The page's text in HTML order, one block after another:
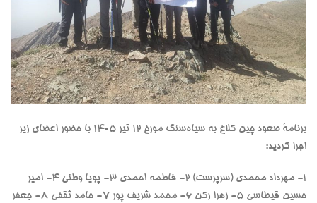
برنامۀ صعود چین کلاغ به سیاه‌سنگ مورخ ۱۲ تیر ۱۴۰۵ با حضور اعضای زیر
اجرا گردید:
۱- مهرداد محمدی (سرپرست) ۲- فاطمه احمدی ۳- پویا وطنی ۴- امیر
حسین قیطاسی ۵- زهرا رکن ۶- محمد شریف پور ۷- حامد ثقفی ۸- جعفر